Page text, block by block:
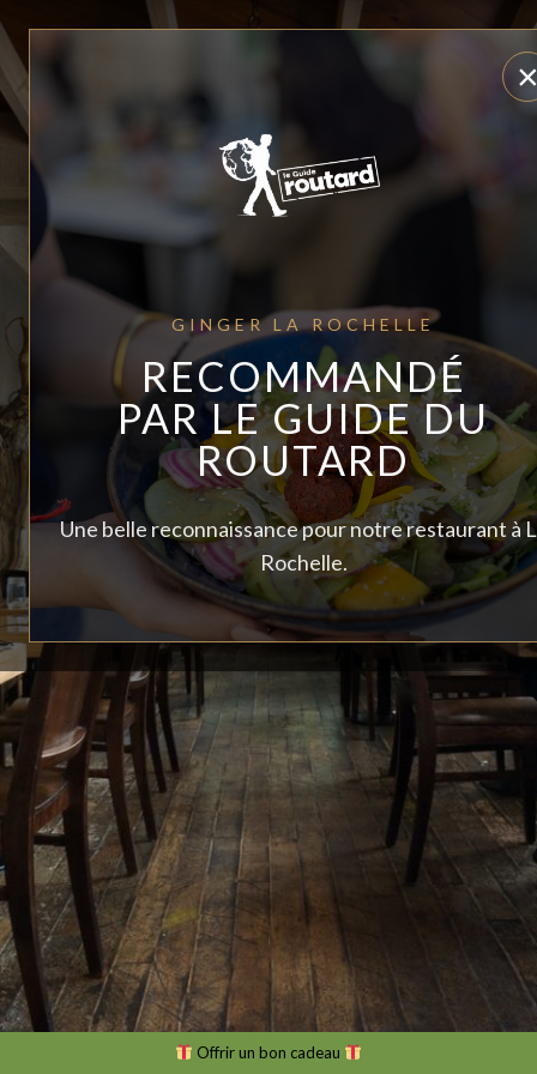
GINGER LA ROCHELLE
RECOMMANDÉ
PAR LE GUIDE DU
ROUTARD
Une belle reconnaissance pour notre restaurant à
Rochelle.
Offrir un bon cadeau